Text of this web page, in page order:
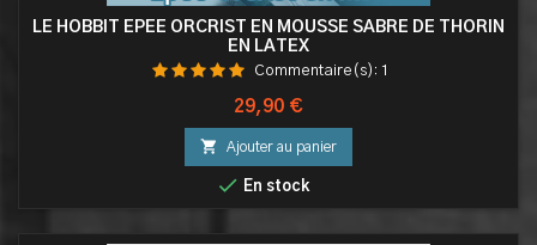
LE HOBBIT EPEE ORCRIST EN MOUSSE SABRE DE THORIN
EN LATEX
Commentaire(s): 1
Prix
29,90 €
 Ajouter au panier
 En stock